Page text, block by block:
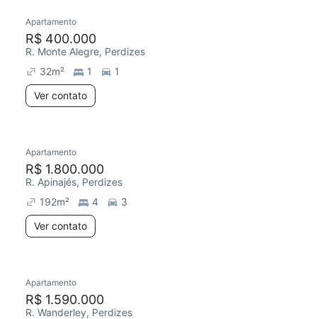
Apartamento
R$ 400.000
R. Monte Alegre, Perdizes
32m² 1
1
Ver contato
Apartamento
R$ 1.800.000
R. Apinajés, Perdizes
192m² 4
3
Ver contato
Apartamento
R$ 1.590.000
R. Wanderley, Perdizes